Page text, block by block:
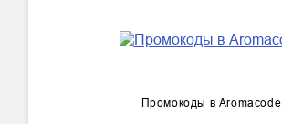
Промокоды в Aromacode